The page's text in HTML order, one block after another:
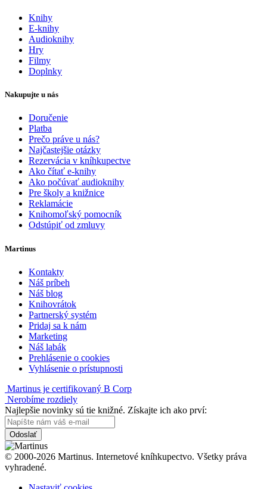
Knihy
E-knihy
Audioknihy
Hry
Filmy
Doplnky
Nakupujte u nás
Doručenie
Platba
Prečo práve u nás?
Najčastejšie otázky
Rezervácia v kníhkupectve
Ako čítať e-knihy
Ako počúvať audioknihy
Pre školy a knižnice
Reklamácie
Knihomoľský pomocník
Odstúpiť od zmluvy
Martinus
Kontakty
Náš príbeh
Náš blog
Knihovrátok
Partnerský systém
Pridaj sa k nám
Marketing
Náš labák
Prehlásenie o cookies
Vyhlásenie o prístupnosti
Martinus je certifikovaný B Corp
Nerobíme rozdiely
Najlepšie novinky sú tie knižné. Získajte ich ako prví:
Odoslať
© 2000-2026 Martinus. Internetové kníhkupectvo. Všetky práva
vyhradené.